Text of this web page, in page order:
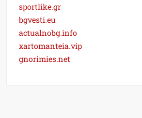
sportlike.gr
bgvesti.eu
actualnobg.info
xartomanteia.vip
gnorimies.net